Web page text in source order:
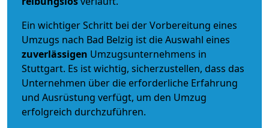
Ein wichtiger Schritt bei der Vorbereitung eines
Umzugs nach Bad Belzig ist die Auswahl eines
zuverlässigen Umzugsunternehmens in
Stuttgart. Es ist wichtig, sicherzustellen, dass das
Unternehmen über die erforderliche Erfahrung
und Ausrüstung verfügt, um den Umzug
erfolgreich durchzuführen.